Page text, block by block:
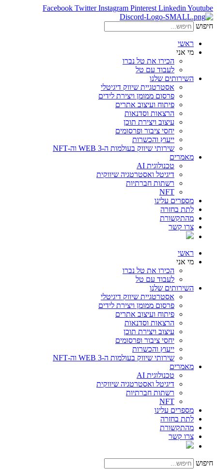
Facebook Twitter Instagram Pinterest Linkedin Youtube
חיפוש
ראשי
מי אני
הכירו את טל נברו
לעבוד עם טל
השירותים שלנו
אסטרטגיית שיווק דיגיטלי
פרסום ממומן ויצירת לידים
פיתוח ועיצוב אתרים
הרצאות וסדנאות
עיצוב ויצירת תוכן
יחסי ציבור ופרסומים
ייעוץ והכשרות
שירותי שיווק בעולמות ה-WEB 3 וה-NFT
מאמרים
טכנולוגית AI
דיגיטל ואסטרטגיה שיווקית
רשתות חברתיות
NFT
מספרים עלינו
לתת בחזרה
מהתקשורת
צרו קשר
ראשי
מי אני
הכירו את טל נברו
לעבוד עם טל
השירותים שלנו
אסטרטגיית שיווק דיגיטלי
פרסום ממומן ויצירת לידים
פיתוח ועיצוב אתרים
הרצאות וסדנאות
עיצוב ויצירת תוכן
יחסי ציבור ופרסומים
ייעוץ והכשרות
שירותי שיווק בעולמות ה-WEB 3 וה-NFT
מאמרים
טכנולוגית AI
דיגיטל ואסטרטגיה שיווקית
רשתות חברתיות
NFT
מספרים עלינו
לתת בחזרה
מהתקשורת
צרו קשר
חיפוש